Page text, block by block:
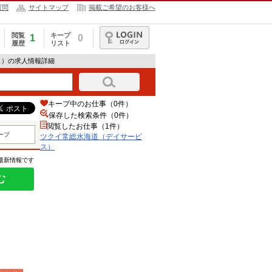
問 サイトマップ 掲載ご希望のお客様へ
閲覧
履歴
1
キープ
リスト
0
ログイン
の求人情報詳細
プ
新情報です
キープ中のお仕事（0件）
保存した検索条件（0件）
閲覧したお仕事（1件）
ツクイ常総水海道（デイサービ
ス）